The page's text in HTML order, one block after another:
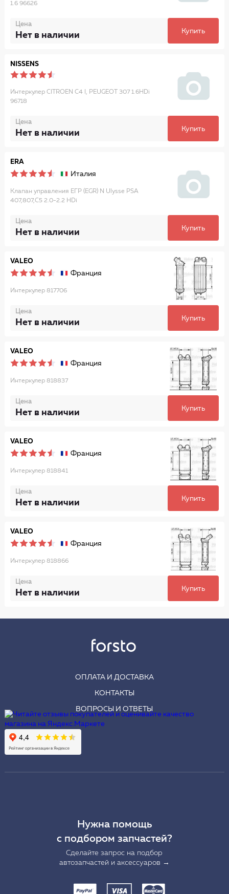
1.6 96626
Цена
Нет в наличии Купить
NISSENS
Интеркулер CITROEN C4 I, PEUGEOT 307 1.6HDi
96718
Цена
Нет в наличии Купить
ERA
Италия
Клапан управления ЕГР (EGR) N Ulysse PSA
407,807,C5 2.0-2.2 HDi
Цена
Нет в наличии Купить
VALEO
Франция
Интеркулер 817706
Цена
Нет в наличии Купить
VALEO
Франция
Интеркулер 818837
Цена
Нет в наличии Купить
VALEO
Франция
Интеркулер 818841
Цена
Нет в наличии Купить
VALEO
Франция
Интеркулер 818866
Цена
Нет в наличии Купить
ОПЛАТА И ДОСТАВКА
КОНТАКТЫ
ВОПРОСЫ И ОТВЕТЫ
Нужна помощь
с подбором запчастей?
Сделайте запрос на подбор
автозапчастей и аксессуаров →